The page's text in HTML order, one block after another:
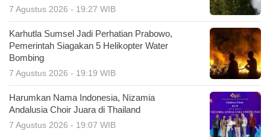
7 Agustus 2026 - 19:27 WIB
Karhutla Sumsel Jadi Perhatian Prabowo,
Pemerintah Siagakan 5 Helikopter Water
Bombing
7 Agustus 2026 - 19:19 WIB
Harumkan Nama Indonesia, Nizamia
Andalusia Choir Juara di Thailand
7 Agustus 2026 - 19:07 WIB